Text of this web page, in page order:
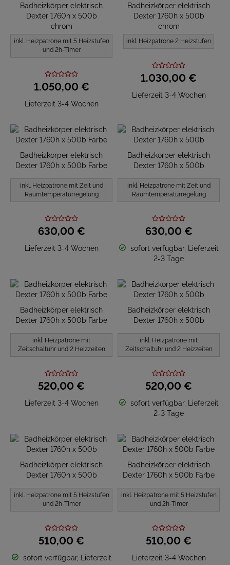
Badheizkörper elektrisch
Dexter 1760h x 500b
chrom
inkl. Heizpatrone mit 5 Heizstufen
und 2h-Timer
1.050,00 €
Lieferzeit 3-4 Wochen
Badheizkörper elektrisch
Dexter 1760h x 500b
chrom
inkl. Heizpatrone 2 Heizstufen
1.030,00 €
Lieferzeit 3-4 Wochen
Badheizkörper elektrisch
Dexter 1760h x 500b Farbe
inkl. Heizpatrone mit Zeit und
Raumtemperaturregelung
630,00 €
Lieferzeit 3-4 Wochen
Badheizkörper elektrisch
Dexter 1760h x 500b
inkl. Heizpatrone mit Zeit und
Raumtemperaturregelung
630,00 €
sofort verfügbar, Lieferzeit
2-3 Tage
Badheizkörper elektrisch
Dexter 1760h x 500b Farbe
inkl. Heizpatrone mit
Zeitschaltuhr und 2 Heizzeiten
520,00 €
Lieferzeit 3-4 Wochen
Badheizkörper elektrisch
Dexter 1760h x 500b
inkl. Heizpatrone mit
Zeitschaltuhr und 2 Heizzeiten
520,00 €
sofort verfügbar, Lieferzeit
2-3 Tage
Badheizkörper elektrisch
Dexter 1760h x 500b
inkl. Heizpatrone mit 5 Heizstufen
und 2h-Timer
510,00 €
sofort verfügbar, Lieferzeit
Badheizkörper elektrisch
Dexter 1760h x 500b Farbe
inkl. Heizpatrone mit 5 Heizstufen
und 2h-Timer
510,00 €
Lieferzeit 3-4 Wochen